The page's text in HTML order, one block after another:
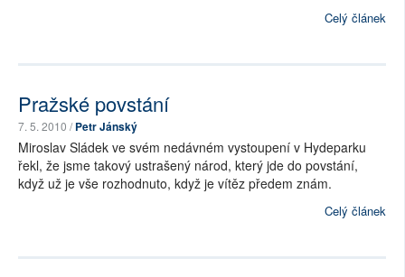
Celý článek
Pražské povstání
7. 5. 2010 /Petr Jánský
Miroslav Sládek ve svém nedávném vystoupení v Hydeparku
řekl, že jsme takový ustrašený národ, který jde do povstání,
když už je vše rozhodnuto, když je vítěz předem znám.
Celý článek